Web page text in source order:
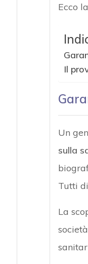
Ecco
Il
Un
sulla
Tutti
La